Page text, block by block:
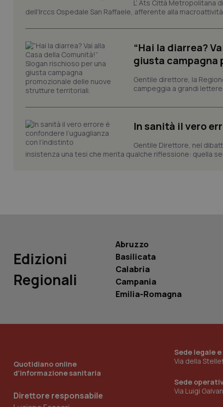
L’ Ats Città Metropolitana
dell'Irccs Ospedale San Raffaele, afferente alla
“Hai la diarrea?
giusta campagna
Gentile direttore, la
campeggia a grandi lettere
In sanità il vero
Gentile Direttore, nel
insistenza una tesi che merita qualche riflessione: quella
Edizioni
Regionali
Abruzzo
Basilicata
Calabria
Campania
Emilia-Romagna
Quotidiano online
d'informazione sanitaria
Direttore responsabile
Sede legale
Via della
Sede
Via Luigi
Nome
Nome